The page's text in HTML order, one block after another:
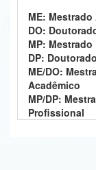
Ministério da Mulher, da
Secretaria-Geral
Secretaria de Governo
Gabinete de Segurança
ME:
DO:
MP:
DP:
ME/DO:
Acadêmico
MP/DP:
Profissional